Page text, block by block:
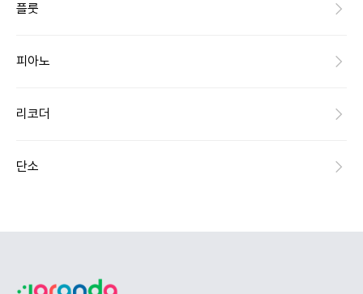
플룻
피아노
리코더
단소